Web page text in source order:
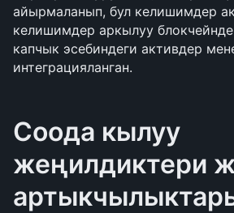
айырмаланып, бул келишимдер
келишимдер аркылуу
капчык эсебиндеги активдер
интеграцияланган.
Соода кылуу
жеңилдиктери